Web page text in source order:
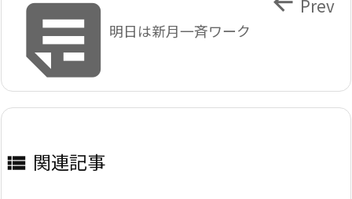
明日は新月一斉ワーク
Prev
 関連記事